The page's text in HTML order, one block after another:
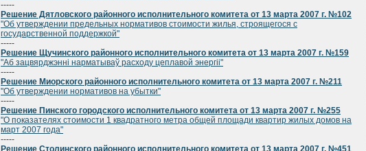
-----
Решение Дятловского районного исполнительного комитета от 13 марта 2007 г. №102
"Об утверждении предельных нормативов стоимости жилья, строящегося с
государственной поддержкой"
-----
Решение Щучинского районного исполнительного комитета от 13 марта 2007 г. №159
"Аб зацвярджэннi нарматываў расходу цеплавой энергii"
-----
Решение Миорского районного исполнительного комитета от 13 марта 2007 г. №211
"Об утверждении нормативов на убытки"
-----
Решение Пинского городского исполнительного комитета от 13 марта 2007 г. №255
"О показателях стоимости 1 квадратного метра общей площади квартир жилых домов на
март 2007 года"
-----
Решение Столинского районного исполнительного комитета от 13 марта 2007 г. №451